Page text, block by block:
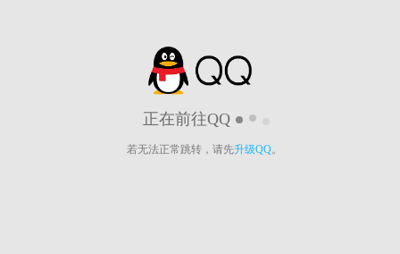
正在前往QQ
若无法正常跳转，请先升级QQ。